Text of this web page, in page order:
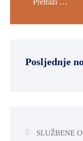
Posljednje
SLUŽBENE